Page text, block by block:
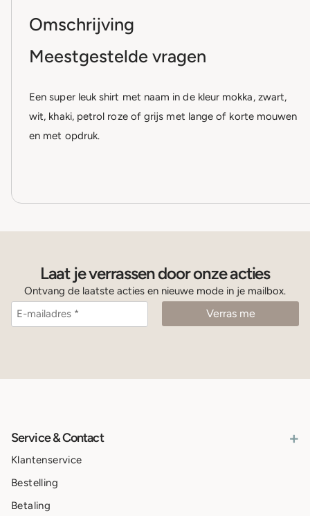
Omschrijving
Meestgestelde vragen
Een super leuk shirt met naam in de kleur mokka, zwart,
wit, khaki, petrol roze of grijs met lange of korte mouwen
en met opdruk.
Laat je verrassen door onze acties
Ontvang de laatste acties en nieuwe mode in je mailbox.
Service & Contact +
Klantenservice
Bestelling
Betaling